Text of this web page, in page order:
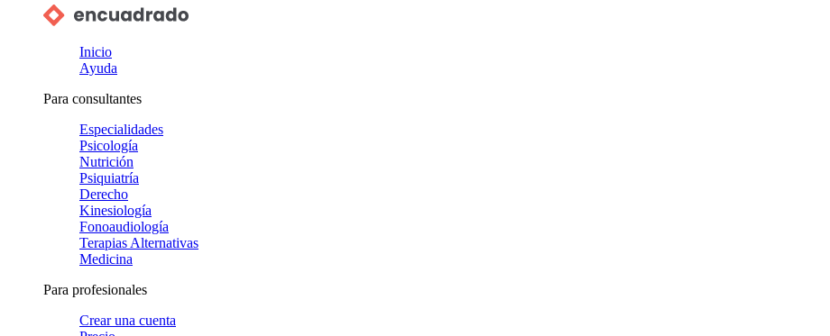
Inicio
Ayuda
Para consultantes
Especialidades
Psicología
Nutrición
Psiquiatría
Derecho
Kinesiología
Fonoaudiología
Terapias Alternativas
Medicina
Para profesionales
Crear una cuenta